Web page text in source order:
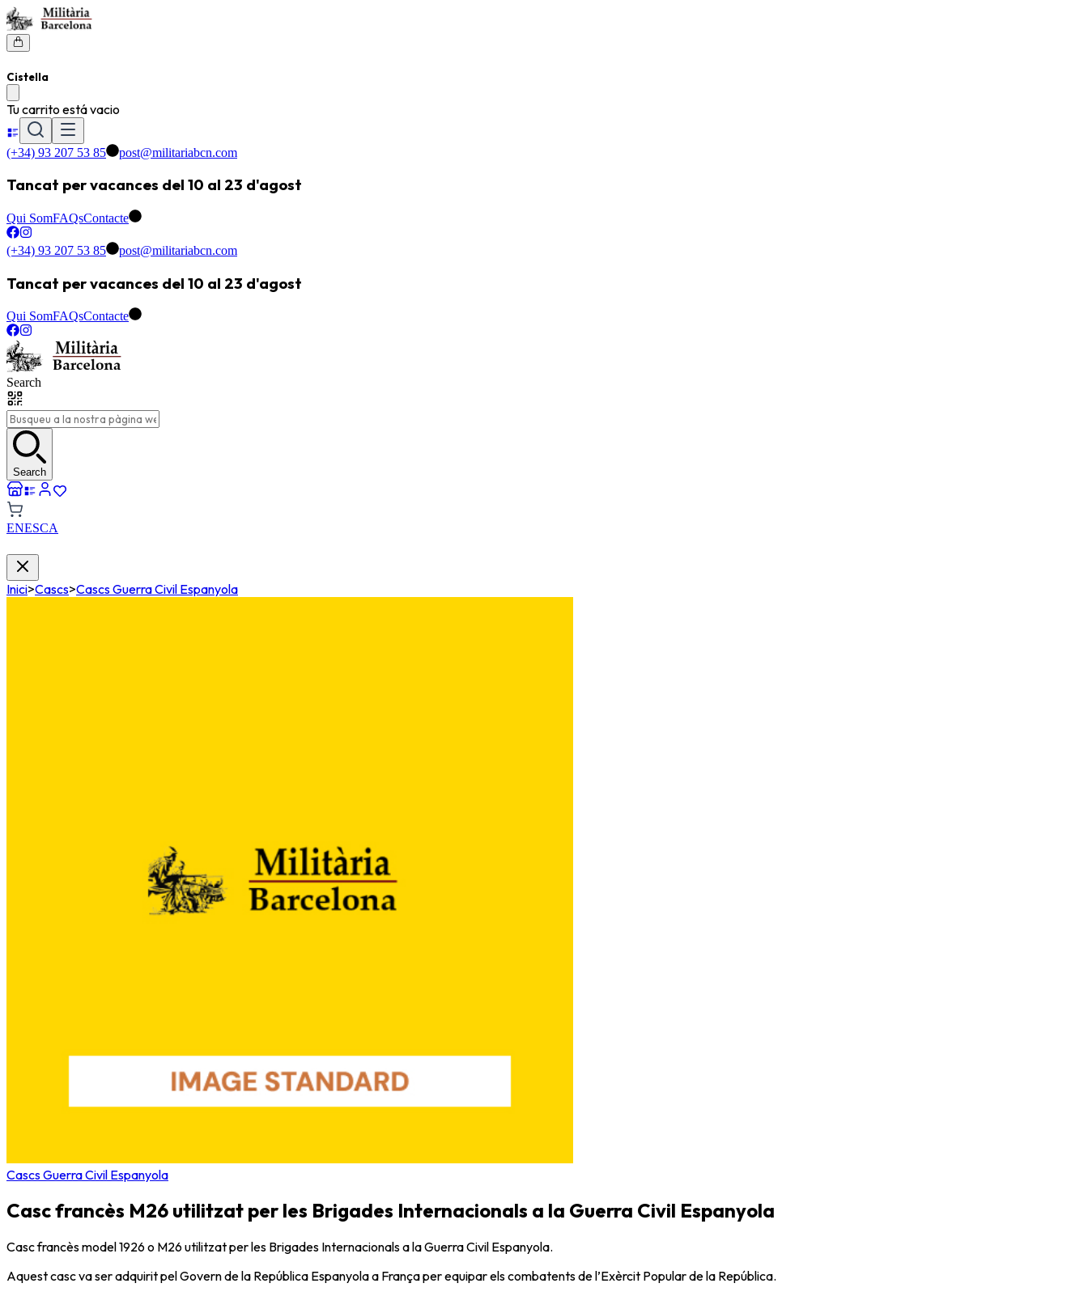
Cistella
Tu carrito está vacio
(+34) 93 207 53 85 post@militariabcn.com
Tancat per vacances del 10 al 23 d'agost
Qui SomFAQsContacte
(+34) 93 207 53 85 post@militariabcn.com
Tancat per vacances del 10 al 23 d'agost
Qui SomFAQsContacte
Search
Search
ENESCA
Inici>Cascs>Cascs Guerra Civil Espanyola
Cascs Guerra Civil Espanyola
Casc francès M26 utilitzat per les Brigades Internacionals a la Guerra Civil Espanyola
Casc francès model 1926 o M26 utilitzat per les Brigades Internacionals a la Guerra Civil Espanyola.
Aquest casc va ser adquirit pel Govern de la República Espanyola a França per equipar els combatents de l’Exèrcit Popular de la República.